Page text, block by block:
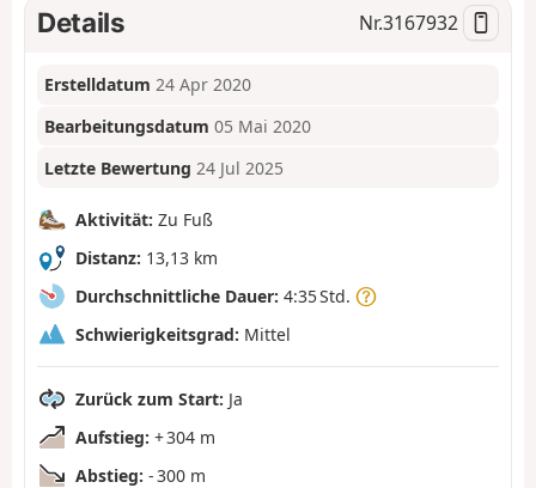
Details Nr.3167932
Erstelldatum 24 Apr 2020
Bearbeitungsdatum 05 Mai 2020
Letzte Bewertung 24 Jul 2025
Aktivität: Zu Fuß
Distanz: 13,13 km
Durchschnittliche Dauer: 4:35 Std.
Schwierigkeitsgrad: Mittel
Zurück zum Start: Ja
Aufstieg: + 304 m
Abstieg: - 300 m